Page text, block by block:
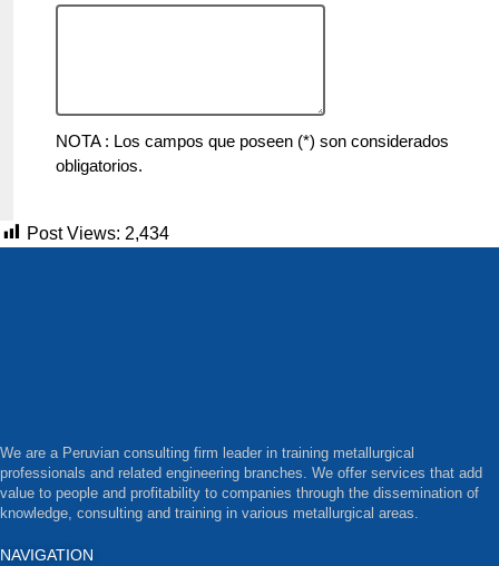
NOTA : Los campos que poseen (*) son considerados
obligatorios.
Post Views: 2,434
We are a Peruvian consulting firm leader in training metallurgical
professionals and related engineering branches. We offer services that add
value to people and profitability to companies through the dissemination of
knowledge, consulting and training in various metallurgical areas.
NAVIGATION